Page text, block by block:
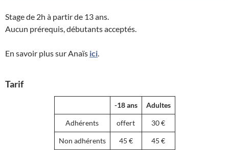
Stage de 2h à partir de 13 ans.
Aucun prérequis, débutants acceptés.
En savoir plus sur Anaïs ici.
Tarif
-18 ans Adultes
Adhérents offert 30 €
Non adhérents 45 € 45 €